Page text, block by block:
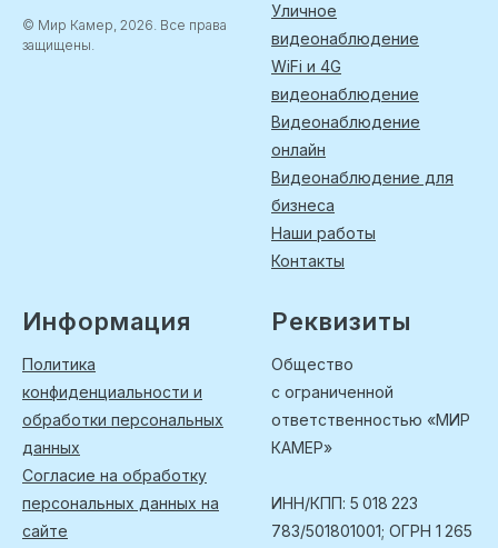
© Мир Камер, 2026. Все права
защищены.
Уличное
видеонаблюдение
WiFi и 4G
видеонаблюдение
Видеонаблюдение
онлайн
Видеонаблюдение для
бизнеса
Наши работы
Контакты
Информация
Политика
конфиденциальности и
обработки персональных
данных
Согласие на обработку
персональных данных на
сайте
Реквизиты
Общество
с ограниченной
ответственностью «МИР
КАМЕР»
ИНН/КПП: 5 018 223
783/501801001; ОГРН 1 265